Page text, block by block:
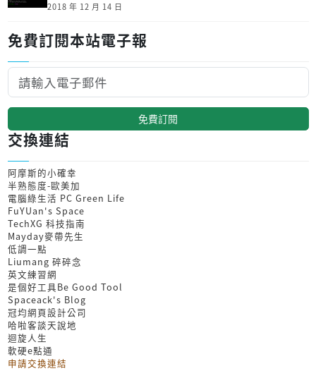
2018 年 12 月 14 日
免費訂閱本站電子報
免費訂閱
交換連結
阿摩斯的小確幸
半熟態度-歐美加
電腦綠生活 PC Green Life
FuYUan's Space
TechXG 科技指南
Mayday麥帶先生
低調一點
Liumang 碎碎念
英文練習網
是個好工具Be Good Tool
Spaceack's Blog
冠均網頁設計公司
哈啦客談天說地
迴旋人生
軟硬e點通
申請交換連結